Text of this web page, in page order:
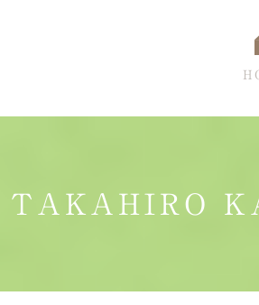
交通アクセス 設備について
認知症 脳ドック
TAKAHIRO